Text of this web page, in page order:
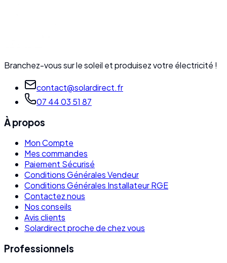
Branchez-vous sur le soleil et produisez votre électricité !
contact@solardirect.fr
07 44 03 51 87
À propos
Mon Compte
Mes commandes
Paiement Sécurisé
Conditions Générales Vendeur
Conditions Générales Installateur RGE
Contactez nous
Nos conseils
Avis clients
Solardirect proche de chez vous
Professionnels